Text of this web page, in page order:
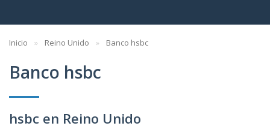
Inicio Reino Unido Banco hsbc
Banco hsbc
hsbc en Reino Unido